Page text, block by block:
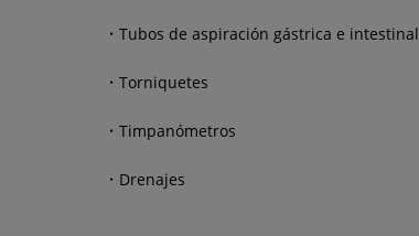
Tubos de aspiración gástrica e intestinal
Torniquetes
Timpanómetros
Drenajes